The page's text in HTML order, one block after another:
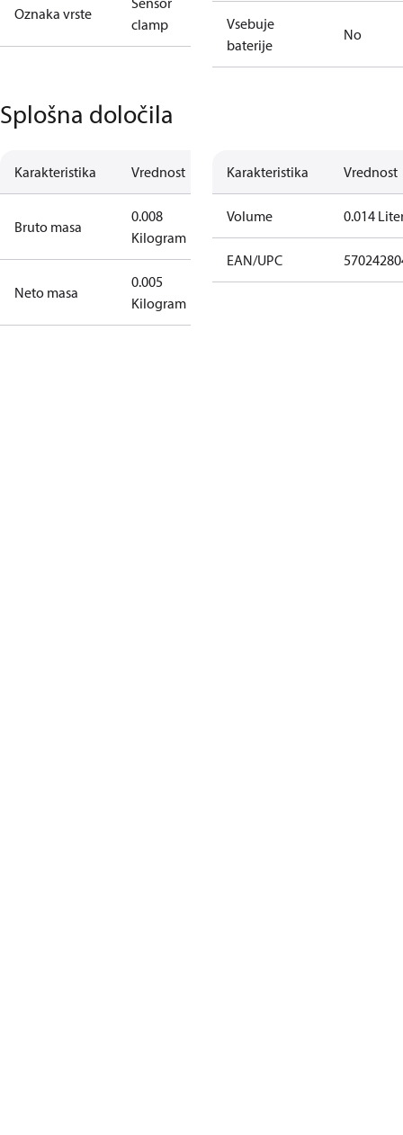
Oznaka vrste
clamp
Vsebuje
baterije
No
Splošna določila
Karakteristika Vrednost
Bruto masa
0.008
Kilogram
Neto masa
0.005
Kilogram
Karakteristika Vrednost
Volume 0.014
EAN/UPC